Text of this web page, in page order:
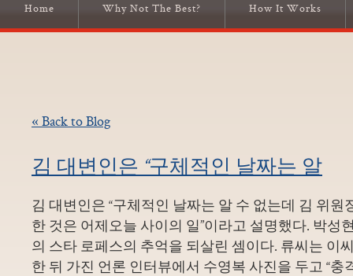
Home Why Not The Best? How It Works
« Back to Blog
김 대변인은 “구체적인 날짜는 알
김 대변인은 “구체적인 날짜는 알 수 없는데 김 위원
한 것은 어제오늘 사이의 일”이라고 설명했다. 박성
의 스타 로페스의 추억을 되살린 셈이다. 류씨는 이
한 뒤 가진 언론 인터뷰에서 수영복 사진을 두고 “충